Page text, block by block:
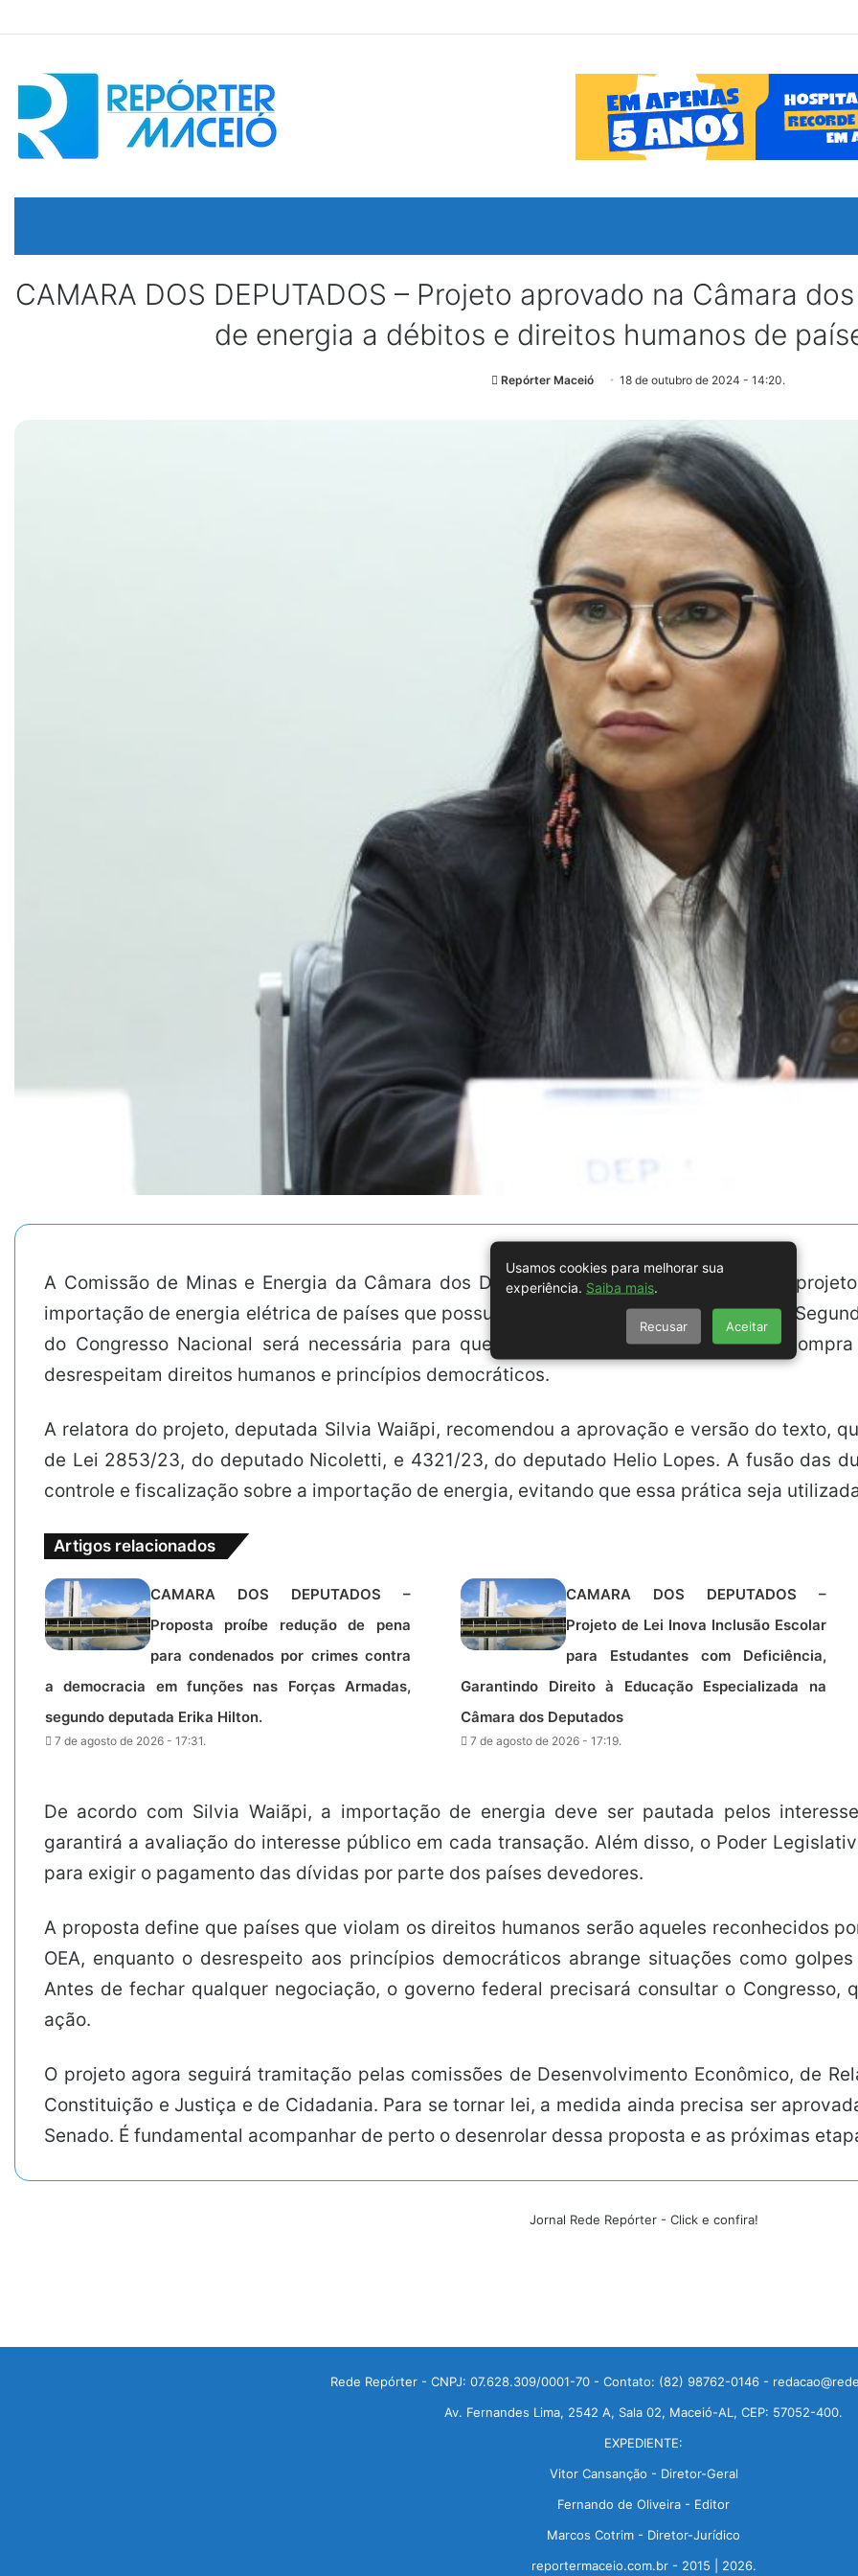
CAMARA DOS DEPUTADOS – Projeto aprovado na Câmara
de energia a débitos e direitos humanos de
Repórter Maceió 18 de outubro de 2024 - 14:20.
A Comissão de Minas e Energia da Câmara dos Deputados aprovou um importante
importação de energia elétrica de países que possuem débitos vencidos com o Brasil.
do Congresso Nacional será necessária para que o país possa realizar qualquer
desrespeitam direitos humanos e princípios democráticos.
A relatora do projeto, deputada Silvia Waiãpi, recomendou a aprovação e versão do texto,
de Lei 2853/23, do deputado Nicoletti, e 4321/23, do deputado Helio Lopes. A fusão das
controle e fiscalização sobre a importação de energia, evitando que essa prática seja
Artigos relacionados
CAMARA DOS DEPUTADOS –
Proposta proíbe redução de pena
para condenados por crimes contra
a democracia em funções nas Forças Armadas,
segundo deputada Erika Hilton.
7 de agosto de 2026 - 17:31.
CAMARA DOS DEPUTADOS –
Projeto de Lei Inova Inclusão Escolar
para Estudantes com Deficiência,
Garantindo Direito à Educação Especializada na
Câmara dos Deputados
7 de agosto de 2026 - 17:19.
De acordo com Silvia Waiãpi, a importação de energia deve ser pautada pelos
garantirá a avaliação do interesse público em cada transação. Além disso, o Poder
para exigir o pagamento das dívidas por parte dos países devedores.
A proposta define que países que violam os direitos humanos serão aqueles reconhecidos
OEA, enquanto o desrespeito aos princípios democráticos abrange situações como
Antes de fechar qualquer negociação, o governo federal precisará consultar o Congresso,
ação.
O projeto agora seguirá tramitação pelas comissões de Desenvolvimento Econômico, de
Constituição e Justiça e de Cidadania. Para se tornar lei, a medida ainda precisa ser
Senado. É fundamental acompanhar de perto o desenrolar dessa proposta e as próximas
Jornal Rede Repórter - Click e confira!
Rede Repórter - CNPJ: 07.628.309/0001-70 - Contato: (82) 98762-0146 -
Av. Fernandes Lima, 2542 A, Sala 02, Maceió-AL, CEP: 57052-400.
EXPEDIENTE:
Vitor Cansanção - Diretor-Geral
Fernando de Oliveira - Editor
Marcos Cotrim - Diretor-Jurídico
reportermaceio.com.br - 2015 | 2026.
Usamos cookies para melhorar sua
experiência. Saiba mais
Recusar Aceitar